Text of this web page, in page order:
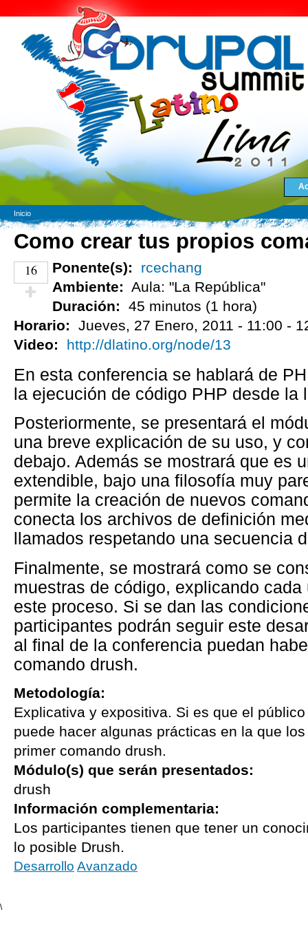
Inicio
Como crear tus propios
16
¡Vota positivo!
Ponente(s):
rcechang
Ambiente: Aula: "La República"
Duración:
45 minutos (1 hora)
Horario:
Jueves, 27 Enero, 2011 - 11:00 -
Video:
http://dlatino.org/node/13
En esta conferencia se hablará de
la ejecución de código PHP desde la
Posteriormente, se presentará el
una breve explicación de su uso, y
debajo. Además se mostrará que es
extendible, bajo una filosofía muy
permite la creación de nuevos
conecta los archivos de definición
llamados respetando una secuencia
Finalmente, se mostrará como se
muestras de código, explicando
este proceso. Si se dan las
participantes podrán seguir este
al final de la conferencia puedan
comando drush.
Metodología:
Explicativa y expositiva. Si es que el
puede hacer algunas prácticas en la que
primer comando drush.
Módulo(s) que serán presentados:
drush
Información complementaria:
Los participantes tienen que tener un
lo posible Drush.
Desarrollo Avanzado
\